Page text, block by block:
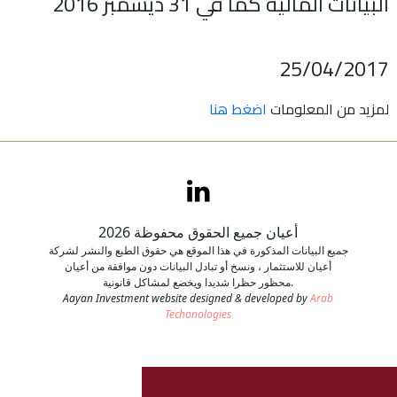
25/04/2017
لمزيد من المعلومات اضغط هنا
أعيان جميع الحقوق محفوظة 2026
جميع البيانات المذكورة في هذا الموقع هي حقوق الطبع والنشر لشركة
أعيان للاستثمار ، ونسخ أو تبادل البيانات دون موافقة من أعيان
محظور حظرا شديدا ويخضع لمشاكل قانونية.
Aayan Investment website designed & developed byArab
Techonologies
طلب وظيفة